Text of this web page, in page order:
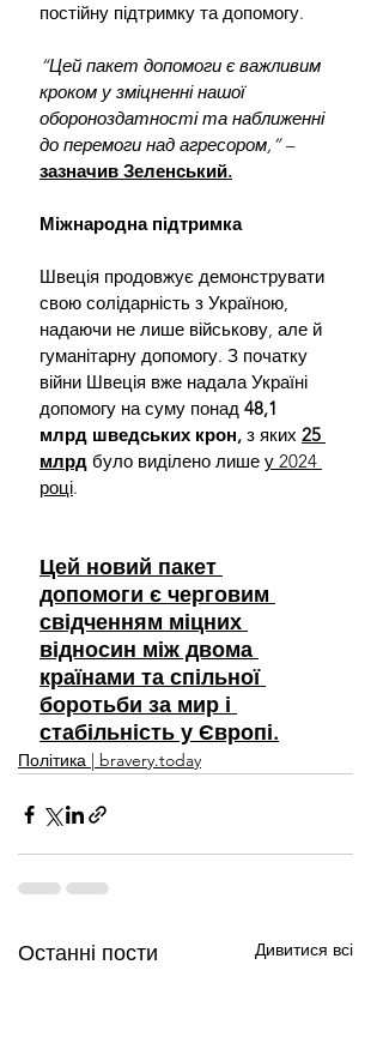
постійну підтримку та допомогу.
“Цей пакет допомоги є важливим
кроком у зміцненні нашої
обороноздатності та наближенні
до перемоги над агресором,” –
зазначив Зеленський.
Міжнародна підтримка
Швеція продовжує демонструвати
свою солідарність з Україною,
надаючи не лише військову, але й
гуманітарну допомогу. З початку
війни Швеція вже надала Україні
допомогу на суму понад 48,1
млрд шведських крон, з яких 25
млрд було виділено лише у 2024
році.
Цей новий пакет
допомоги є черговим
свідченням міцних
відносин між двома
країнами та спільної
боротьби за мир і
стабільність у Європі.
Політика | bravery.today
Останні пости Дивитися всі